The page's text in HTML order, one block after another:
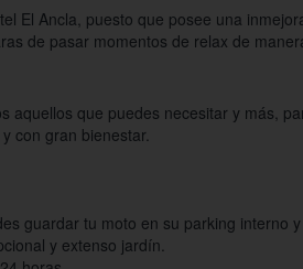
El Ancla, puesto que posee una
de pasar momentos de relax de
aquellos que puedes necesitar y más,
con gran bienestar.
guardar tu moto en su parking interno
y extenso jardín.